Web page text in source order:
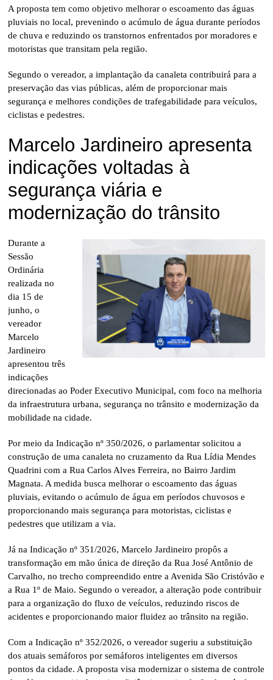
A proposta tem como objetivo melhorar o escoamento das águas
pluviais no local, prevenindo o acúmulo de água durante períodos
de chuva e reduzindo os transtornos enfrentados por moradores e
motoristas que transitam pela região.
Segundo o vereador, a implantação da canaleta contribuirá para a
preservação das vias públicas, além de proporcionar mais
segurança e melhores condições de trafegabilidade para veículos,
ciclistas e pedestres.
Marcelo Jardineiro apresenta
indicações voltadas à
segurança viária e
modernização do trânsito
Durante a
Sessão
Ordinária
realizada no
dia 15 de
junho, o
vereador
Marcelo
Jardineiro
apresentou três
indicações
direcionadas ao Poder Executivo Municipal, com foco na melhoria
da infraestrutura urbana, segurança no trânsito e modernização da
mobilidade na cidade.
Por meio da Indicação nº 350/2026, o parlamentar solicitou a
construção de uma canaleta no cruzamento da Rua Lídia Mendes
Quadrini com a Rua Carlos Alves Ferreira, no Bairro Jardim
Magnata. A medida busca melhorar o escoamento das águas
pluviais, evitando o acúmulo de água em períodos chuvosos e
proporcionando mais segurança para motoristas, ciclistas e
pedestres que utilizam a via.
Já na Indicação nº 351/2026, Marcelo Jardineiro propôs a
transformação em mão única de direção da Rua José Antônio de
Carvalho, no trecho compreendido entre a Avenida São Cristóvão e
a Rua 1º de Maio. Segundo o vereador, a alteração pode contribuir
para a organização do fluxo de veículos, reduzindo riscos de
acidentes e proporcionando maior fluidez ao trânsito na região.
Com a Indicação nº 352/2026, o vereador sugeriu a substituição
dos atuais semáforos por semáforos inteligentes em diversos
pontos da cidade. A proposta visa modernizar o sistema de controle